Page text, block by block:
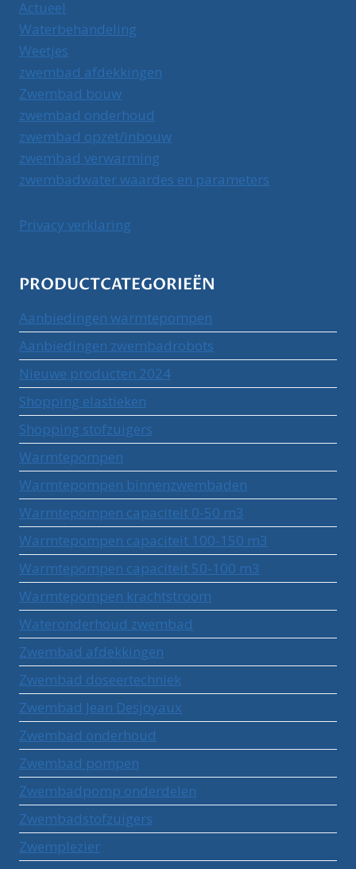
Actueel
Waterbehandeling
Weetjes
zwembad afdekkingen
Zwembad bouw
zwembad onderhoud
zwembad opzet/inbouw
zwembad verwarming
zwembadwater waardes en parameters
Privacy verklaring
PRODUCTCATEGORIEËN
Aanbiedingen warmtepompen
Aanbiedingen zwembadrobots
Nieuwe producten 2024
Shopping elastieken
Shopping stofzuigers
Warmtepompen
Warmtepompen binnenzwembaden
Warmtepompen capaciteit 0-50 m3
Warmtepompen capaciteit 100-150 m3
Warmtepompen capaciteit 50-100 m3
Warmtepompen krachtstroom
Wateronderhoud zwembad
Zwembad afdekkingen
Zwembad doseertechniek
Zwembad Jean Desjoyaux
Zwembad onderhoud
Zwembad pompen
Zwembadpomp onderdelen
Zwembadstofzuigers
Zwemplezier